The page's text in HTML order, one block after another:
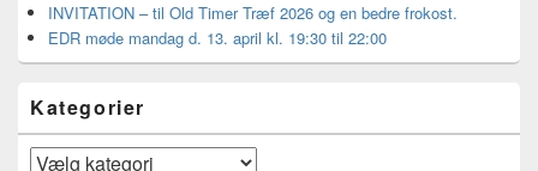
INVITATION – til Old Timer Træf 2026 og en bedre frokost.
EDR møde mandag d. 13. april kl. 19:30 til 22:00
Kategorier
Kategorier